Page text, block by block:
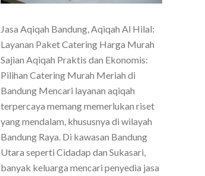
Jasa Aqiqah Bandung, Aqiqah Al Hilal:
Layanan Paket Catering Harga Murah
Sajian Aqiqah Praktis dan Ekonomis:
Pilihan Catering Murah Meriah di
Bandung Mencari layanan aqiqah
terpercaya memang memerlukan riset
yang mendalam, khususnya di wilayah
Bandung Raya. Di kawasan Bandung
Utara seperti Cidadap dan Sukasari,
banyak keluarga mencari penyedia jasa